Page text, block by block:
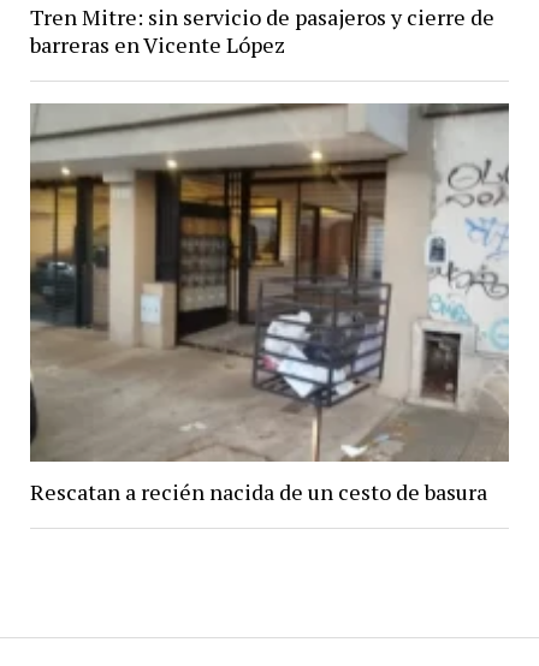
Tren Mitre: sin servicio de pasajeros y cierre de
barreras en Vicente López
Rescatan a recién nacida de un cesto de basura